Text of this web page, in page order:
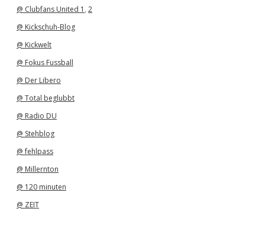
@ Clubfans United 1 , 2
@ Kickschuh-Blog
@ Kickwelt
@ Fokus Fussball
@ Der Libero
@ Total beglubbt
@ Radio DU
@ Stehblog
@ fehlpass
@ Millernton
@ 120 minuten
@ ZEIT